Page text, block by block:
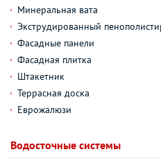
Минеральная вата
Экструдированный
Фасадные панели
Фасадная плитка
Штакетник
Террасная доска
Еврожалюзи
Водосточные системы